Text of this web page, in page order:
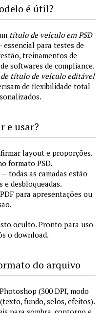
é útil?
título de veículo em PSD
para testes de
treinamentos de
softwares de compliance.
título de veículo editável
de flexibilidade total
e usar?
layout e proporções.
formato PSD.
todas as camadas estão
e desbloqueadas.
para apresentações ou
oculto. Pronto para uso
o download.
do arquivo
(300 DPI, modo
fundo, selos, efeitos).